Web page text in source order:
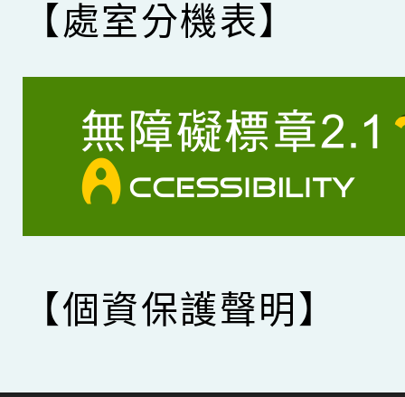
【處室分機表】
【個資保護聲明】